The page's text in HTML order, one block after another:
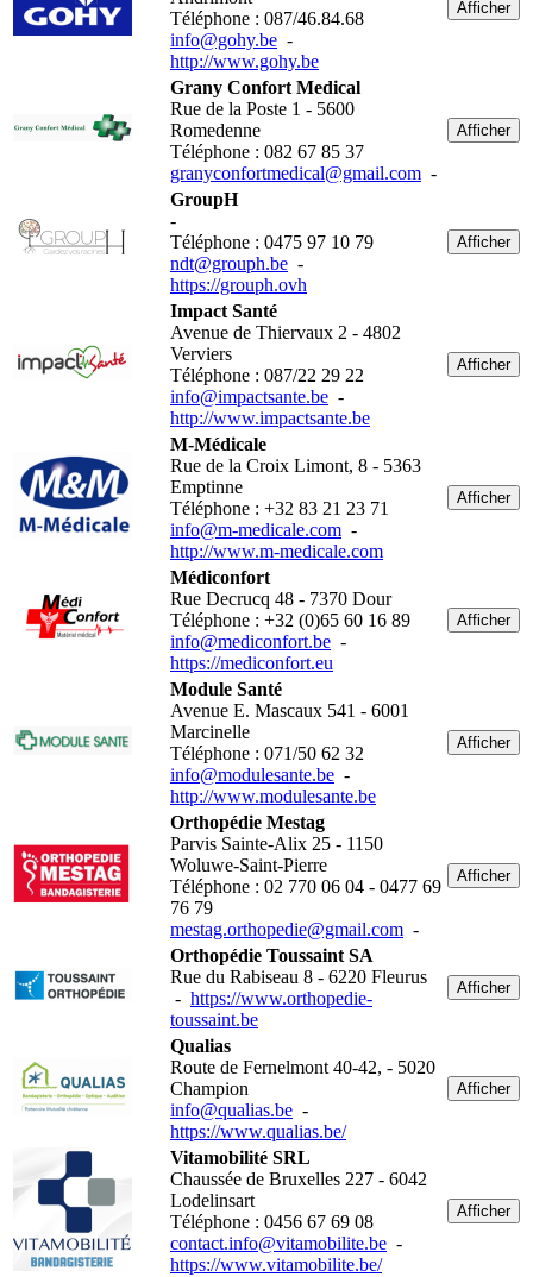
Téléphone : 087/46.84.68
info@gohy.be -
http://www.gohy.be
Afficher
Grany Confort Medical
Rue de la Poste 1 - 5600
Romedenne
Téléphone : 082 67 85 37
granyconfortmedical@gmail.com -
Afficher
GroupH
-
Téléphone : 0475 97 10 79
ndt@grouph.be -
https://grouph.ovh
Afficher
Impact Santé
Avenue de Thiervaux 2 - 4802
Verviers
Téléphone : 087/22 29 22
info@impactsante.be -
http://www.impactsante.be
Afficher
M-Médicale
Rue de la Croix Limont, 8 - 5363
Emptinne
Téléphone : +32 83 21 23 71
info@m-medicale.com -
http://www.m-medicale.com
Afficher
Médiconfort
Rue Decrucq 48 - 7370 Dour
Téléphone : +32 (0)65 60 16 89
info@mediconfort.be -
https://mediconfort.eu
Afficher
Module Santé
Avenue E. Mascaux 541 - 6001
Marcinelle
Téléphone : 071/50 62 32
info@modulesante.be -
http://www.modulesante.be
Afficher
Orthopédie Mestag
Parvis Sainte-Alix 25 - 1150
Woluwe-Saint-Pierre
Téléphone : 02 770 06 04 - 0477 69
76 79
mestag.orthopedie@gmail.com -
Afficher
Orthopédie Toussaint SA
Rue du Rabiseau 8 - 6220 Fleurus
- https://www.orthopedie-
toussaint.be
Afficher
Qualias
Route de Fernelmont 40-42, - 5020
Champion
info@qualias.be -
https://www.qualias.be/
Afficher
Vitamobilité SRL
Chaussée de Bruxelles 227 - 6042
Lodelinsart
Téléphone : 0456 67 69 08
contact.info@vitamobilite.be -
https://www.vitamobilite.be/
Afficher